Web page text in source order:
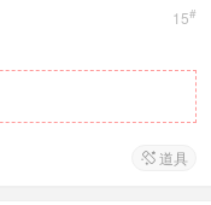
15#
 道具